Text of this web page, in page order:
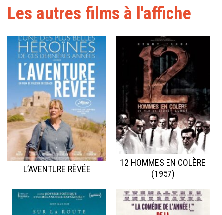
Les autres films à l'affiche
L’AVENTURE RÊVÉE
12 HOMMES EN COLÈRE
(1957)